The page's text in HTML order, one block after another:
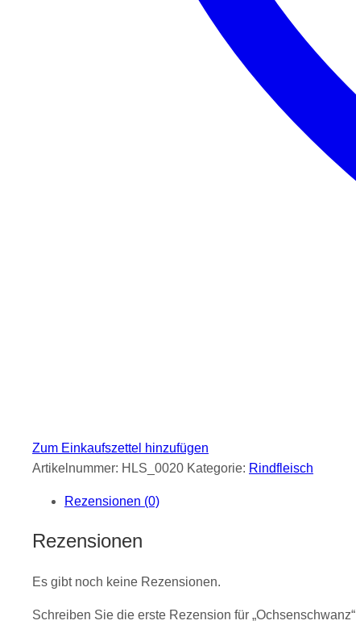
Zum Einkaufszettel hinzufügen
Artikelnummer: HLS_0020 Kategorie: Rindfleisch
Rezensionen (0)
Rezensionen
Es gibt noch keine Rezensionen.
Schreiben Sie die erste Rezension für „Ochsenschwanz“